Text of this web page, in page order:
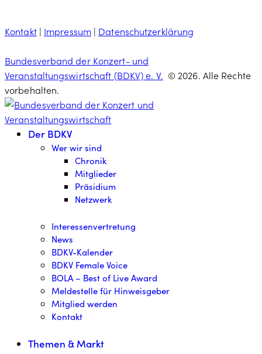
Kontakt| Impressum| Datenschutzerklärung
Bundesverband der Konzert- und
Veranstaltungswirtschaft (BDKV) e. V. © 2026. Alle Rechte
vorbehalten.
Der BDKV
Wer wir sind
Chronik
Mitglieder
Präsidium
Netzwerk
Interessenvertretung
News
BDKV-Kalender
BDKV Female Voice
BOLA – Best of Live Award
Meldestelle für Hinweisgeber
Mitglied werden
Kontakt
Themen & Markt